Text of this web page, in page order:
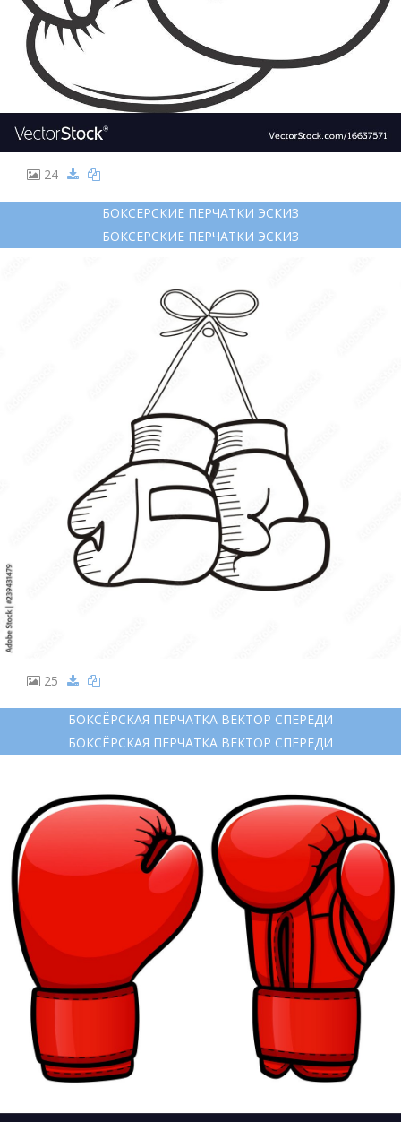
24
БОКСЕРСКИЕ ПЕРЧАТКИ ЭСКИЗ
БОКСЕРСКИЕ ПЕРЧАТКИ ЭСКИЗ
25
БОКСЁРСКАЯ ПЕРЧАТКА ВЕКТОР СПЕРЕДИ
БОКСЁРСКАЯ ПЕРЧАТКА ВЕКТОР СПЕРЕДИ